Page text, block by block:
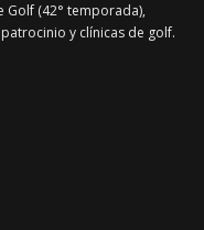
Golf (42° temporada),
y clínicas de golf.